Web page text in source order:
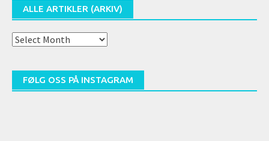
ALLE ARTIKLER (ARKIV)
Alle
FØLG OSS PÅ INSTAGRAM